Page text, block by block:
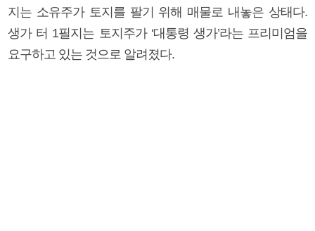
지는 소유주가 토지를 팔기 위해 매물로 내놓은 상태다.
생가 터 1필지는 토지주가 ‘대통령 생가’라는 프리미엄을
요구하고 있는 것으로 알려졌다.